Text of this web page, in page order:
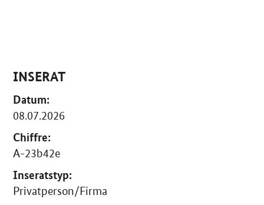
INSERAT
Datum:
08.07.2026
Chiffre:
A-23b42e
Inseratstyp:
Privatperson/Firma